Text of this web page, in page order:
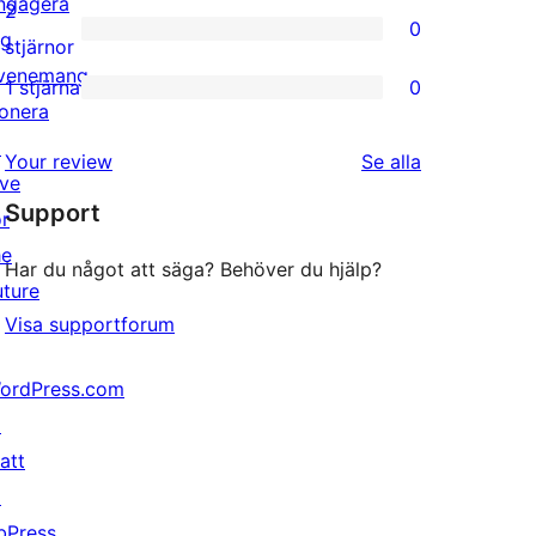
stjärniga
recensioner
0
2-
stjärniga
recensioner
2
stjärnor
0
0
stjärniga
recensioner
1 stjärna 0
Your review Se alla
Support
Har du något att säga? Behöver du hjälp?
Visa supportforum